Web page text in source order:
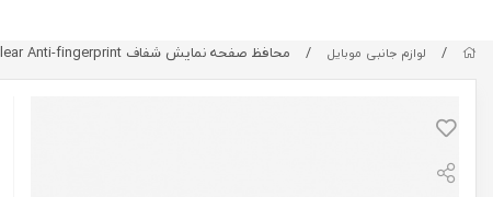
/ لوازم جانبی موبایل / محافظ صفحه نمایش شفاف BlackBerry Z10 Super Clear Anti-fingerprint